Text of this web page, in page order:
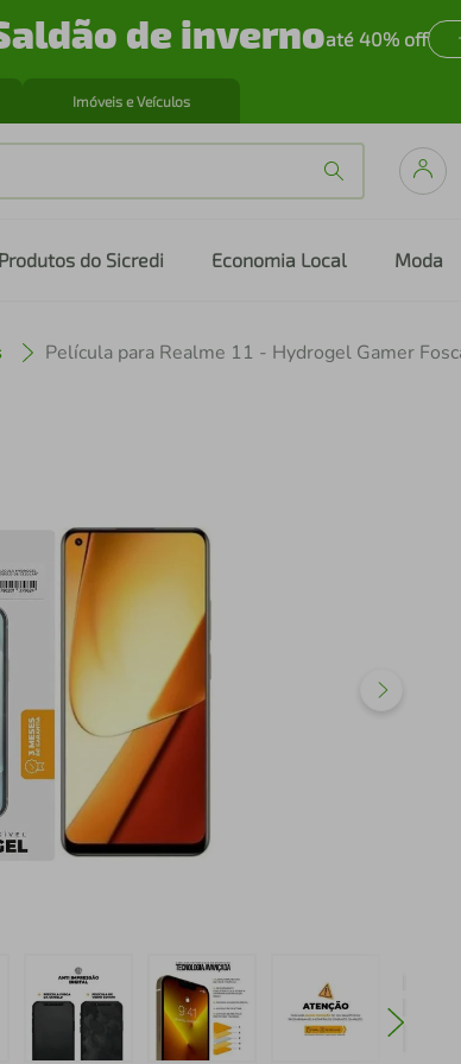
de invernoaté 40% off
Imóveis e Veículos
Produtos do Sicredi Economia Local Moda